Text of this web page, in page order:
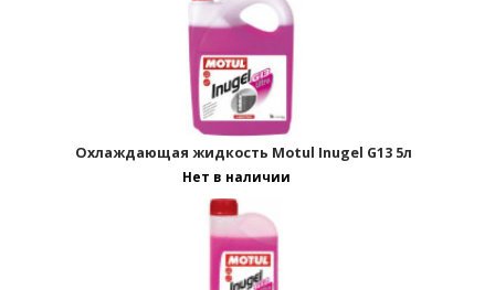
Охлаждающая жидкость Motul Inugel G13 5л
Нет в наличии